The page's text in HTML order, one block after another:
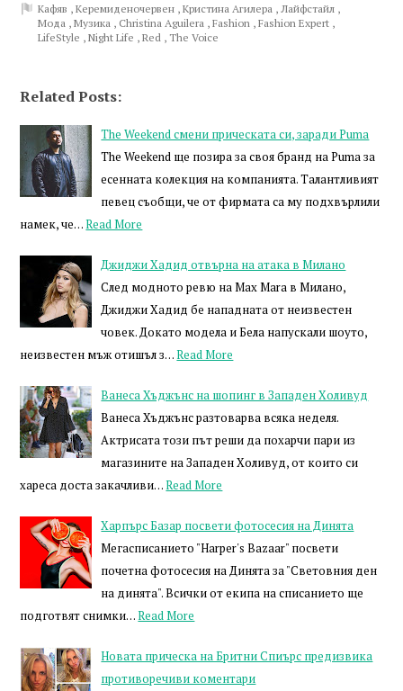
Кафяв ,Керемиденочервен ,Кристина Агилера ,Лайфстайл ,
Мода ,Музика , Christina Aguilera ,Fashion ,Fashion Expert ,
LifeStyle ,Night Life ,Red ,The Voice
Related Posts:
The Weekend смени прическата си, заради Puma
The Weekend ще позира за своя бранд на Puma за
есенната колекция на компанията. Талантливият
певец съобщи, че от фирмата са му подхвърлили
намек, че…Read More
Джиджи Хадид отвърна на атака в Милано
След модното ревю на Max Mara в Милано,
Джиджи Хадид бе нападната от неизвестен
човек. Докато модела и Бела напускали шоуто,
неизвестен мъж отишъл з…Read More
Ванеса Хъджънс на шопинг в Западен Холивуд
Ванеса Хъджънс разтоварва всяка неделя.
Актрисата този път реши да похарчи пари из
магазините на Западен Холивуд, от които си
хареса доста закачливи…Read More
Харпърс Базар посвети фотосесия на Динята
Мегасписанието "Harper's Bazaar" посвети
почетна фотосесия на Динята за "Световния ден
на динята". Всички от екипа на списанието ще
подготвят снимки…Read More
Новата прическа на Бритни Спиърс предизвика
противоречиви коментари